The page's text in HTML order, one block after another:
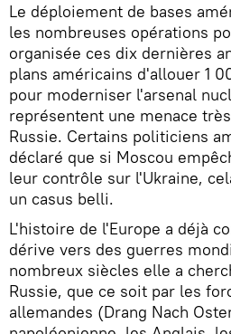
Le déploiement de bases
les nombreuses opérations
organisée ces dix dernières
plans américains d'allouer 1
pour moderniser l'arsenal
représentent une menace
Russie. Certains politiciens
déclaré que si Moscou
leur contrôle sur l'Ukraine,
un casus belli.
L'histoire de l'Europe a déjà
dérive vers des guerres
nombreux siècles elle a
Russie, que ce soit par les
allemandes (Drang Nach